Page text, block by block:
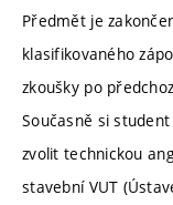
Předmět je
klasifikovaného
zkoušky po
Současně si
zvolit technickou
stavební VUT